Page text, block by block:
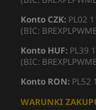
Konto CZK: PL02
(BIC:
Konto HUF: PL39
(BIC:
Konto RON: PL52
WARUNKI